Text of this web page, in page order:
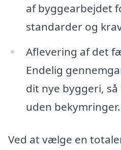
af byggearbejdet
standarder og
Aflevering af det
Endelig
dit nye byggeri,
uden bekymringer.
Ved at vælge en